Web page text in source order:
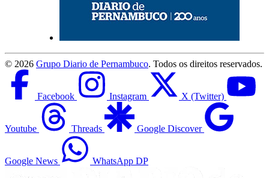
© 2026 Grupo Diario de Pernambuco. Todos os direitos reservados.
Facebook Instagram X (Twitter)
Youtube Threads Google Discover
Google News WhatsApp DP